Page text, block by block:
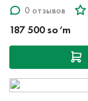
0 отзывов
187 500 so‘m